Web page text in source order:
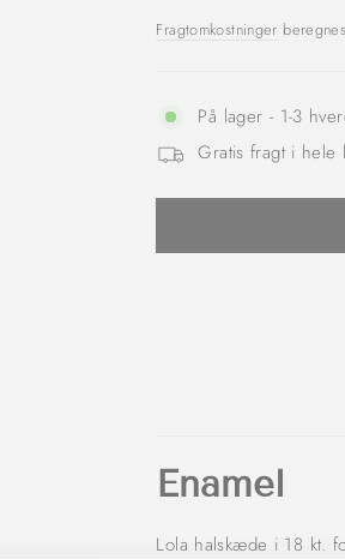
Fragtomkostninger
På lager - 1-3
Gratis fragt i hele
Enamel
Lola halskæde i 18 kt.